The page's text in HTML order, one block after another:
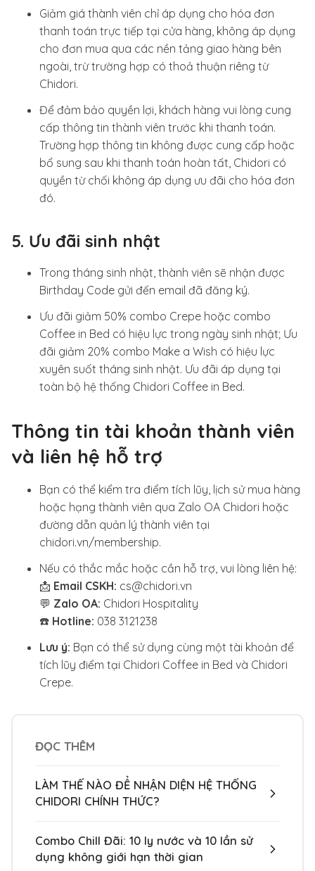
Giảm giá thành viên chỉ áp dụng cho hóa đơn
thanh toán trực tiếp tại cửa hàng, không áp dụng
cho đơn mua qua các nền tảng giao hàng bên
ngoài, trừ trường hợp có thoả thuận riêng từ
Chidori.
Để đảm bảo quyền lợi, khách hàng vui lòng cung
cấp thông tin thành viên trước khi thanh toán.
Trường hợp thông tin không được cung cấp hoặc
bổ sung sau khi thanh toán hoàn tất, Chidori có
quyền từ chối không áp dụng ưu đãi cho hóa đơn
đó.
5. Ưu đãi sinh nhật
Trong tháng sinh nhật, thành viên sẽ nhận được
Birthday Code gửi đến email đã đăng ký.
Ưu đãi giảm 50% combo Crepe hoặc combo
Coffee in Bed có hiệu lực trong ngày sinh nhật; Ưu
đãi giảm 20% combo Make a Wish có hiệu lực
xuyên suốt tháng sinh nhật. Ưu đãi áp dụng tại
toàn bộ hệ thống Chidori Coffee in Bed.
Thông tin tài khoản thành viên
và liên hệ hỗ trợ
Bạn có thể kiểm tra điểm tích lũy, lịch sử mua hàng
hoặc hạng thành viên qua Zalo OA Chidori hoặc
đường dẫn quản lý thành viên tại
chidori.vn/membership.
Nếu có thắc mắc hoặc cần hỗ trợ, vui lòng liên hệ:
📩 Email CSKH: cs@chidori.vn
💬 Zalo OA: Chidori Hospitality
☎️ Hotline: 038 3121238
Lưu ý: Bạn có thể sử dụng cùng một tài khoản để
tích lũy điểm tại Chidori Coffee in Bed và Chidori
Crepe.
ĐỌC THÊM
LÀM THẾ NÀO ĐỂ NHẬN DIỆN HỆ THỐNG
CHIDORI CHÍNH THỨC?
Combo Chill Đãi: 10 ly nước và 10 lần sử
dụng không giới hạn thời gian